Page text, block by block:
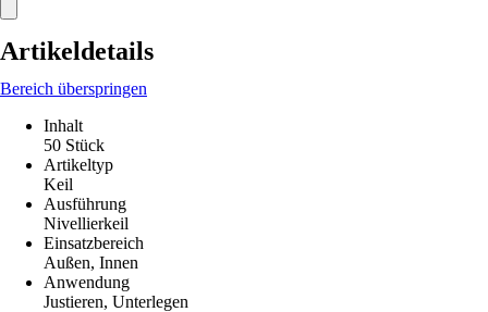
Artikeldetails
Bereich überspringen
Inhalt
50 Stück
Artikeltyp
Keil
Ausführung
Nivellierkeil
Einsatzbereich
Außen, Innen
Anwendung
Justieren, Unterlegen